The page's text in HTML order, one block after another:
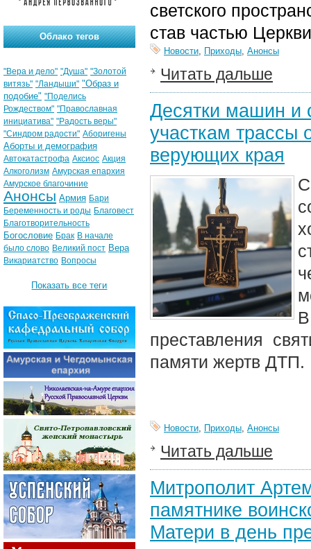
светского
став частью
Новости, Приходы, Анонсы
Читать дальше
Десятки машин и
участкам трассы
верующих края
преставления
памяти жертв ДТП.
Новости, Приходы, Анонсы
Читать дальше
Митрополит
памятнике
Матери в день
Облако тегов
"Вера и дело" "Душа" "Золотой
витязь" "Ландыши" "Образ и
подобие" "Поделись
Рождеством" "Православная
инициатива" "Радость веры"
"Синдром радости" Аборигены
Аборты и демография
Автокатастрофа Аксиос Акция
Алкоголизм Амурская епархия
Амурское благочиние
Анонсы Армия Бари
Беременность и роды Благовест
Благотворительность
Богословие Брак В начале
было слово Великий пост Вера
Викариатство Вопросы
Показать все теги